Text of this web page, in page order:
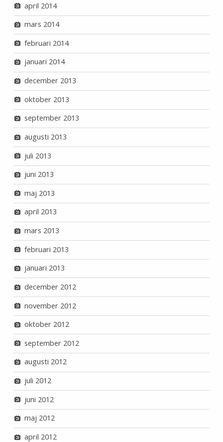
april 2014
mars 2014
februari 2014
januari 2014
december 2013
oktober 2013
september 2013
augusti 2013
juli 2013
juni 2013
maj 2013
april 2013
mars 2013
februari 2013
januari 2013
december 2012
november 2012
oktober 2012
september 2012
augusti 2012
juli 2012
juni 2012
maj 2012
april 2012